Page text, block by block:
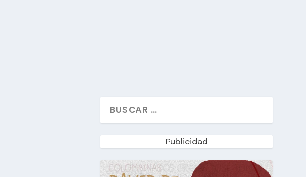
Publicidad